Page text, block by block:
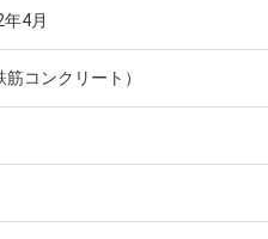
4月
筋コンクリート）